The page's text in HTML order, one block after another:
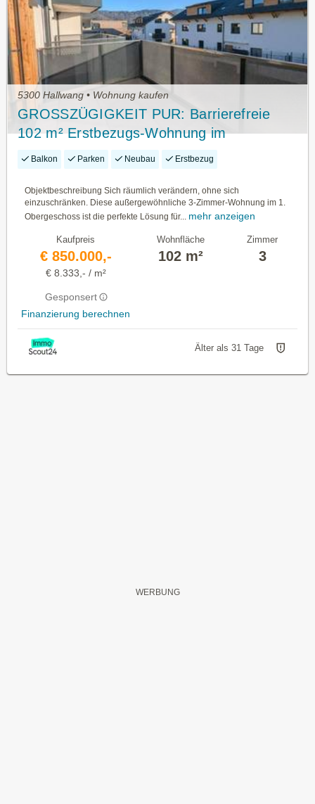
5300 Hallwang • Wohnung kaufen
GROSSZÜGIGKEIT PUR: Barrierefreie
102 m² Erstbezugs-Wohnung im
Ortszentrum Hallwang!
Balkon Parken Neubau Erstbezug
Objektbeschreibung Sich räumlich verändern, ohne sich
einzuschränken. Diese außergewöhnliche 3-Zimmer-Wohnung im 1.
Obergeschoss ist die perfekte Lösung für... mehr anzeigen
Kaufpreis
€ 850.000,-
€ 8.333,- / m²
Gesponsert
Finanzierung berechnen
Wohnfläche
102 m²
Zimmer
3
Älter als 31 Tage